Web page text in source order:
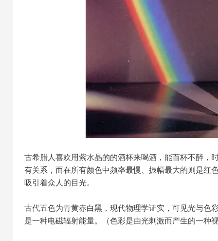
古希腊人喜欢用紫水晶的的酒杯来喝酒，能百杯不醉，
有关系，而在所有颜色中频率最慢、振幅最大的则是红
吸引着众人的目光。
古代五色为青黄赤白黑，现代物理学证实，可见光与色
是一种电磁辐射能量。（色彩是由光剌激而产生的一种